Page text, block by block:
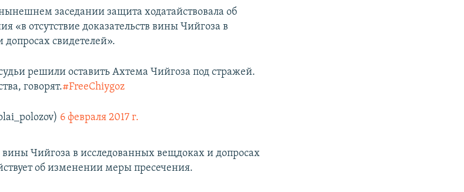
заседании защита ходатайствовала об
«в отсутствие доказательств вины Чийгоза в
свидетелей».
решили оставить Ахтема Чийгоза под стражей.
говорят.#FreeChiygoz
6 февраля 2017 г.
вины Чийгоза в исследованных вещдоках и допросах
об изменении меры пресечения.